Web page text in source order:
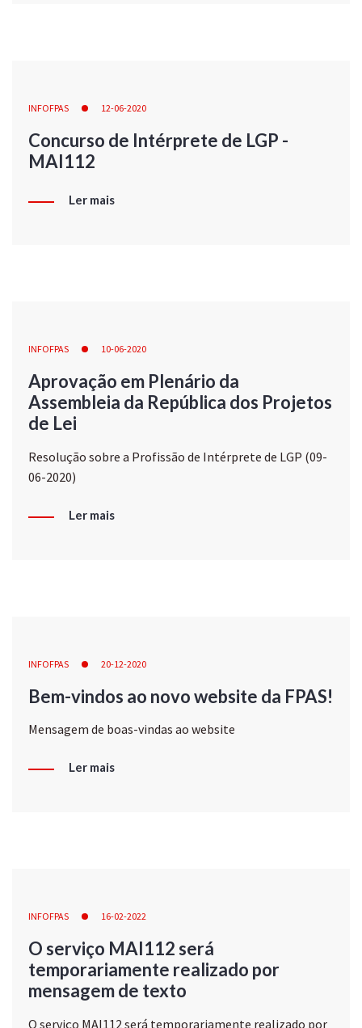
INFOFPAS 12-06-2020
Concurso de Intérprete de LGP -
MAI112
Ler mais
INFOFPAS 10-06-2020
Aprovação em Plenário da
Assembleia da República dos Projetos
de Lei
Resolução sobre a Profissão de Intérprete de LGP (09-
06-2020)
Ler mais
INFOFPAS 20-12-2020
Bem-vindos ao novo website da FPAS!
Mensagem de boas-vindas ao website
Ler mais
INFOFPAS 16-02-2022
O serviço MAI112 será
temporariamente realizado por
mensagem de texto
O serviço MAI112 será temporariamente realizado por